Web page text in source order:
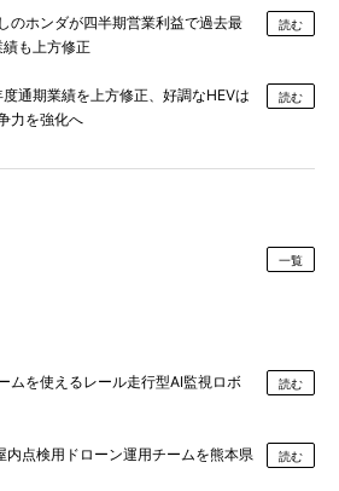
のホンダが四半期営業利益で過去最
も上方修正
読む
通期業績を上方修正、好調なHEVは
力を強化へ
読む
一覧
ムを使えるレール走行型AI監視ロボ
読む
点検用ドローン運用チームを熊本県
読む